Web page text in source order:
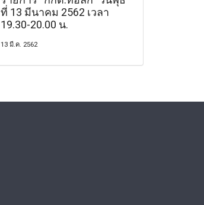
ที่ 13 มีนาคม 2562 เวลา
19.30-20.00 น.
13 มี.ค. 2562